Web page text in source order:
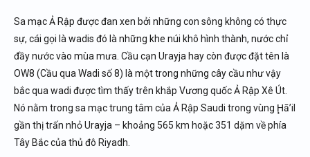
Sa mạc Ả Rập được đan xen bởi những con sông không có thực
sự, cái gọi là wadis đó là những khe núi khô hình thành, nước chỉ
đầy nước vào mùa mưa. Cầu cạn Urayja hay còn được đặt tên là
OW8 (Cầu qua Wadi số 8) là một trong những cây cầu như vậy
bắc qua wadi được tìm thấy trên khắp Vương quốc Ả Rập Xê Út.
Nó nằm trong sa mạc trung tâm của Ả Rập Saudi trong vùng Ḩāʼil
gần thị trấn nhỏ Urayja – khoảng 565 km hoặc 351 dặm về phía
Tây Bắc của thủ đô Riyadh.